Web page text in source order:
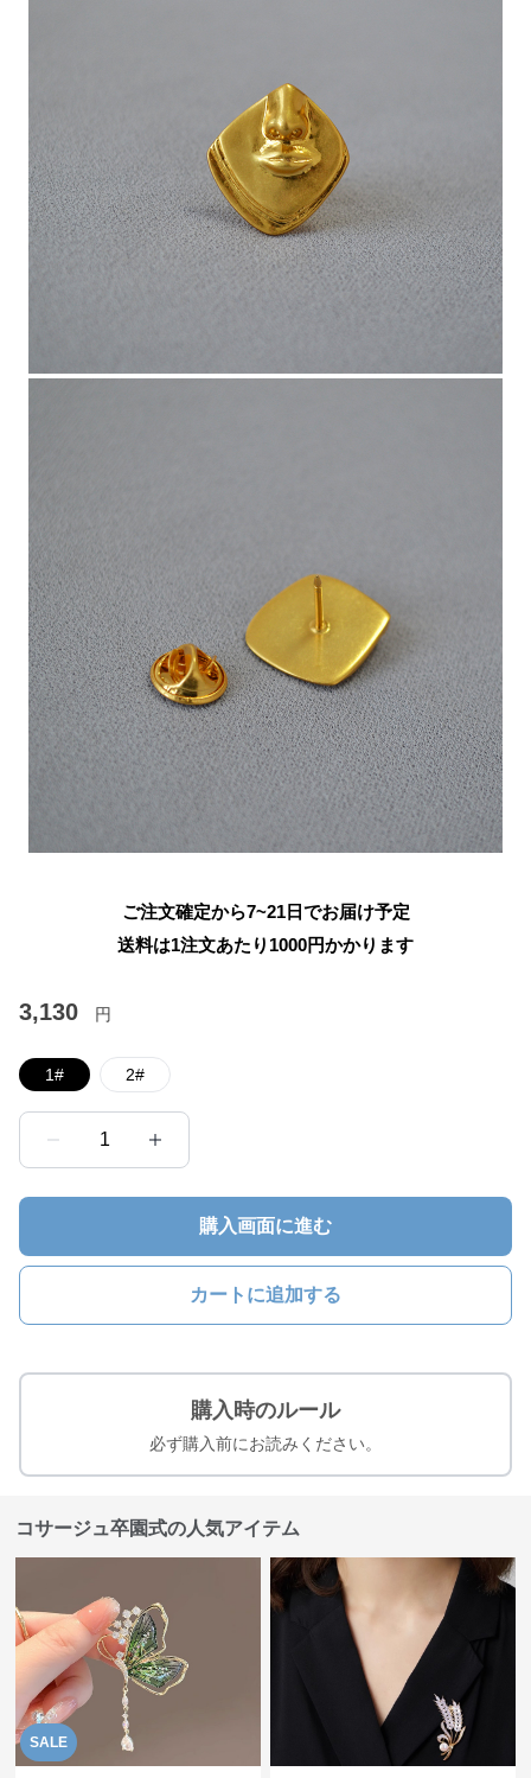
ご注文確定から7~21日でお届け予定
送料は1注文あたり 1000円かかります
3,130 円
1# 2#
1
購入画面に進む
カートに追加する
購入時のルール
必ず購入前にお読みください。
コサージュ卒園式の人気アイテム
SALE